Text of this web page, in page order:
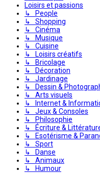
Loisirs et passions
↳ People
↳ Shopping
↳ Cinéma
↳ Musique
↳ Cuisine
↳ Loisirs créatifs
↳ Bricolage
↳ Décoration
↳ Jardinage
↳ Dessin &
↳ Arts visuels
↳ Internet &
↳ Jeux & Consoles
↳ Philosophie
↳ Écriture &
↳ Esotérisme &
↳ Sport
↳ Danse
↳ Animaux
↳ Humour